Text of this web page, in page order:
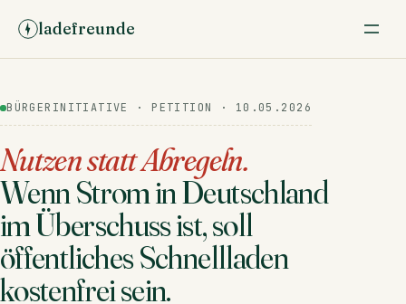
ladefreunde
BÜRGERINITIATIVE · PETITION · 10.05.2026
Nutzen statt Abregeln.
Wenn Strom in Deutschland
im Überschuss ist, soll
öffentliches Schnellladen
kostenfrei sein.